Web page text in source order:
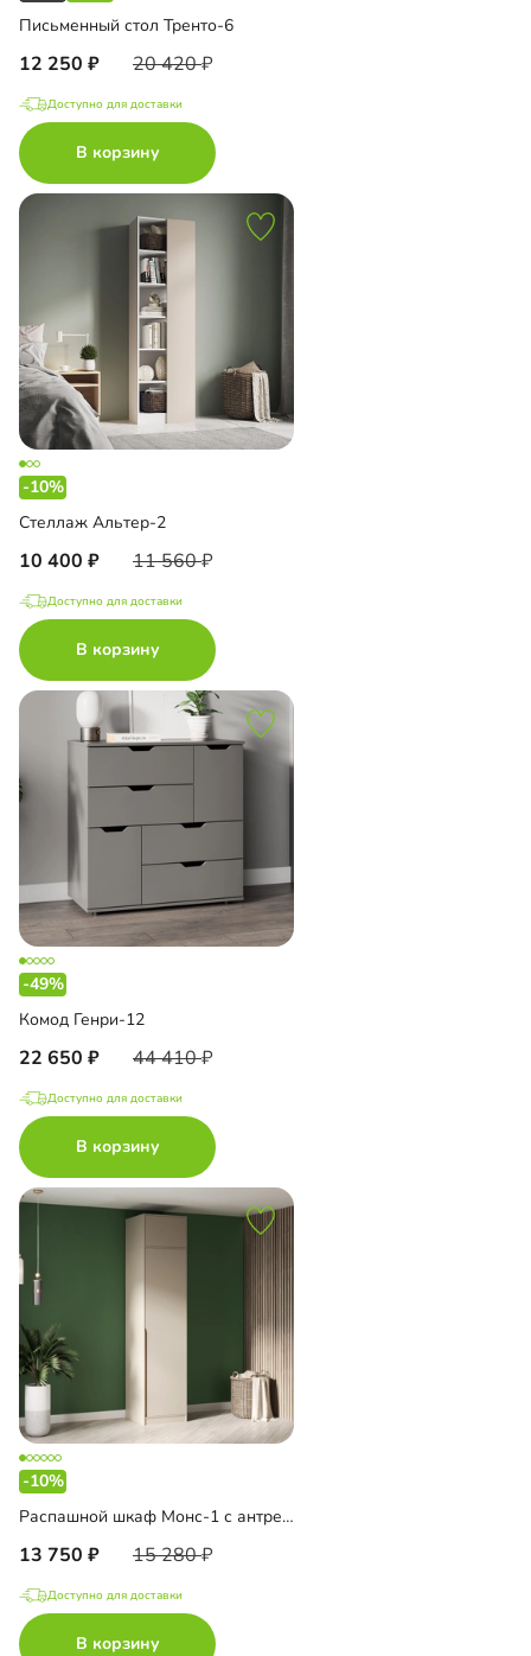
Письменный стол Тренто-6
12 250 20 420
Доступно для доставки
В корзину
-10%
Стеллаж Альтер-2
10 400 11 560
Доступно для доставки
В корзину
-49%
Комод Генри-12
22 650 44 410
Доступно для доставки
В корзину
-10%
Распашной шкаф Монс-1 с антресолью
13 750 15 280
Доступно для доставки
В корзину